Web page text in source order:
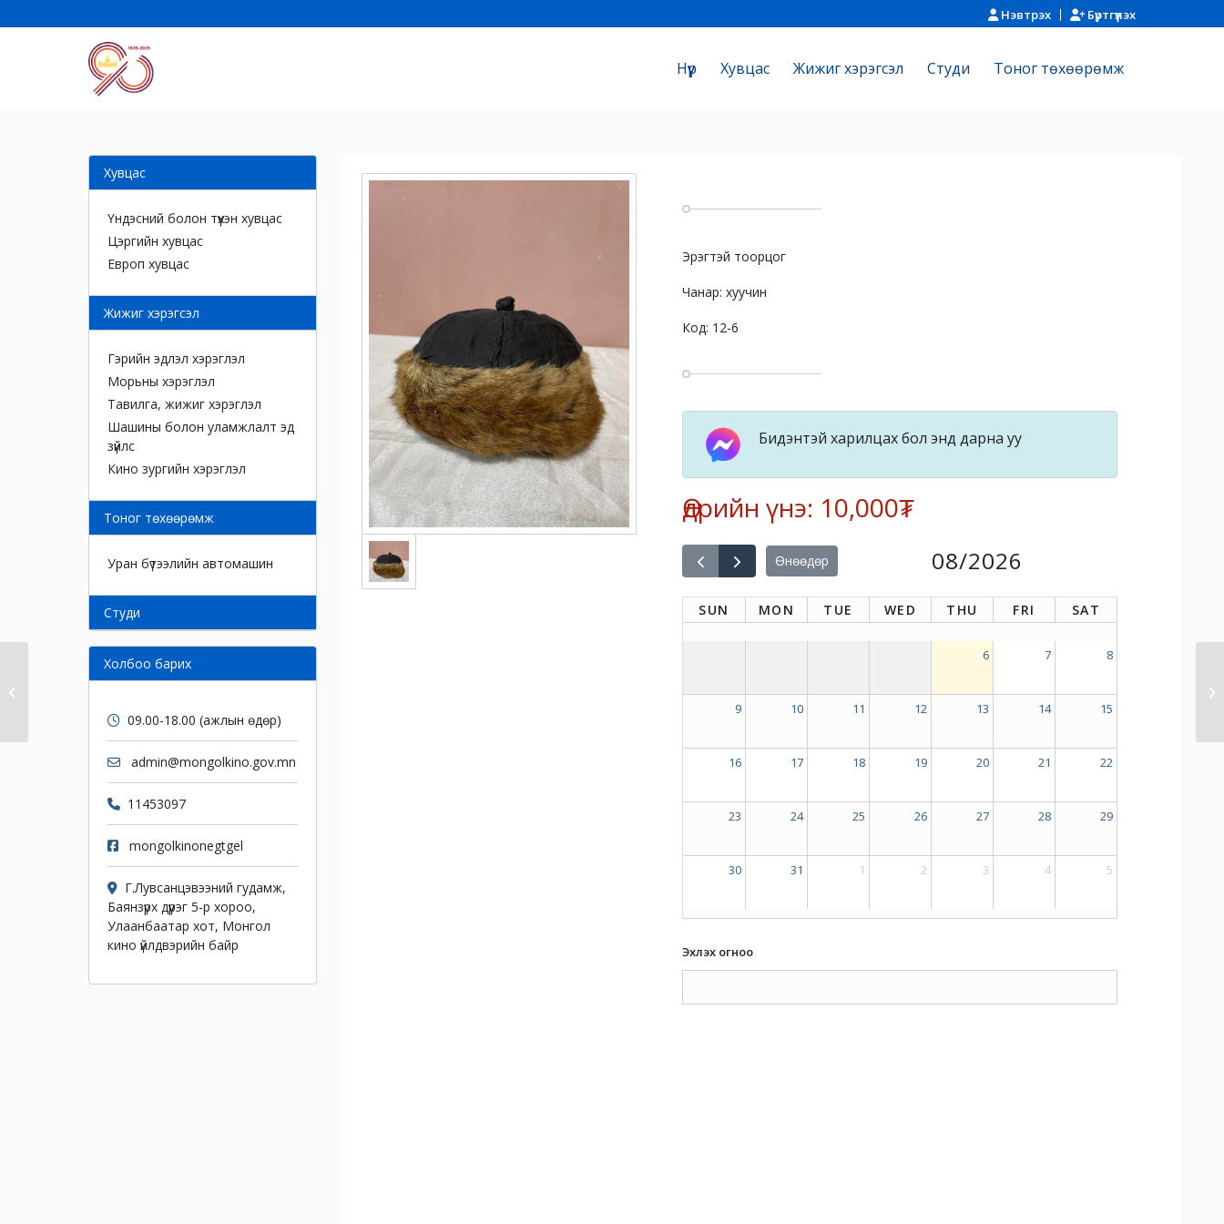
Нэвтрэх Бүртгүүлэх
Нүүр Хувцас Жижиг хэрэгсэл Cтуди Тоног төхөөрөмж
Эрэгтэй тоорцог
Чанар: хуучин
Код: 12-6
Бидэнтэй харилцах бол энд дарна уу
Өдрийн үнэ: 10,000₮
Өнөөдөр 08/2026
SUN MON TUE WED THU FRI SAT
6 7 8
9 10 11 12 13 14 15
16 17 18 19 20 21 22
23 24 25 26 27 28 29
30 31 1 2 3 4 5
Эхлэх огноо
Хувцас
Үндэсний болон түүхэн хувцас
Цэргийн хувцас
Европ хувцас
Жижиг хэрэгсэл
Гэрийн эдлэл хэрэглэл
Морьны хэрэглэл
Тавилга, жижиг хэрэглэл
Шашины болон уламжлалт эд
зүйлс
Кино зургийн хэрэглэл
Тоног төхөөрөмж
Уран бүтээлийн автомашин
Cтуди
Холбоо барих
09.00-18.00 (ажлын өдөр)
admin@mongolkino.gov.mn
11453097
mongolkinonegtgel
Г.Лувсанцэвээний гудамж,
Баянзүрх дүүрэг 5-р хороо,
Улаанбаатар хот, Монгол
кино үйлдвэрийн байр